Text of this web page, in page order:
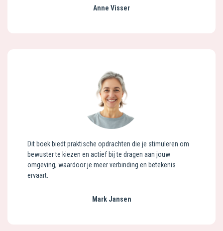
Anne Visser
Dit boek biedt praktische opdrachten die je stimuleren om
bewuster te kiezen en actief bij te dragen aan jouw
omgeving, waardoor je meer verbinding en betekenis
ervaart.
Mark Jansen